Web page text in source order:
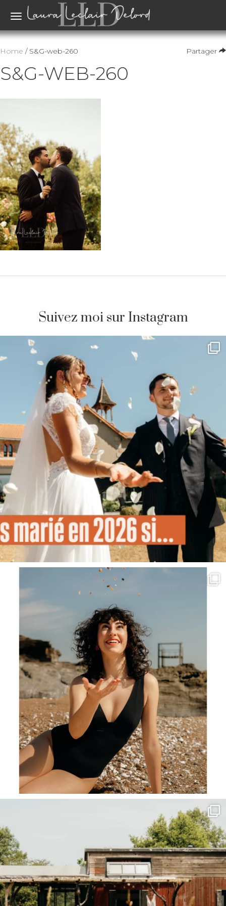
Toggle
Partager
Home / S&G-web-260
S&G-WEB-260
Suivez moi sur Instagram